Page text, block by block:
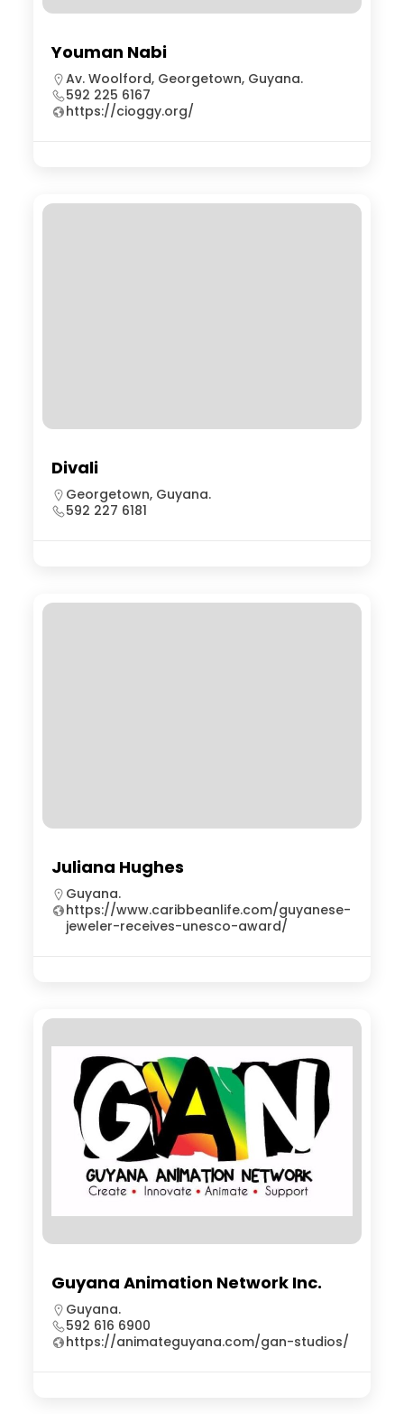
Youman Nabi
Av. Woolford, Georgetown, Guyana.
592 225 6167
https://cioggy.org/
Divali
Georgetown, Guyana.
592 227 6181
Juliana Hughes
Guyana.
https://www.caribbeanlife.com/guyanese-
jeweler-receives-unesco-award/
Guyana Animation Network Inc.
Guyana.
592 616 6900
https://animateguyana.com/gan-studios/